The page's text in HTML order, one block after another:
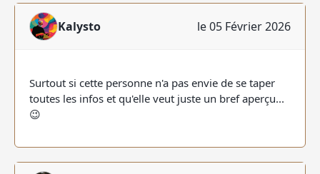
Kalysto le 05 Février 2026
Surtout si cette personne n'a pas envie de se taper
toutes les infos et qu'elle veut juste un bref aperçu...
😉